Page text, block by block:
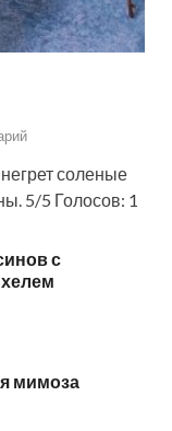
соленые
5/5 Голосов: 1
с
мимоза